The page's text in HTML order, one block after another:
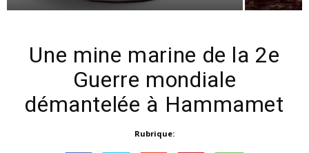
Une mine marine de la 2e
Guerre mondiale
démantelée à Hammamet
Rubrique: